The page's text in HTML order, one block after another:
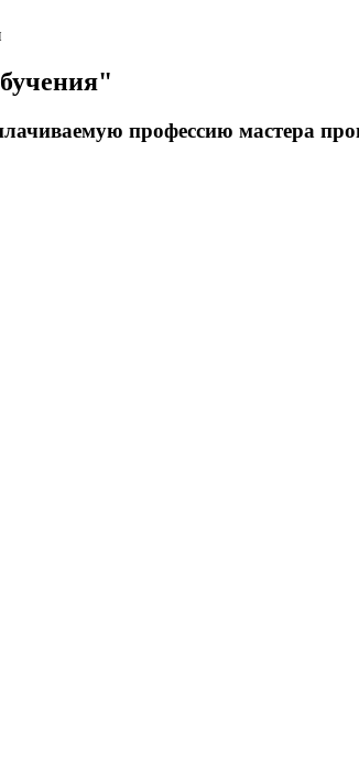
профессию мастера